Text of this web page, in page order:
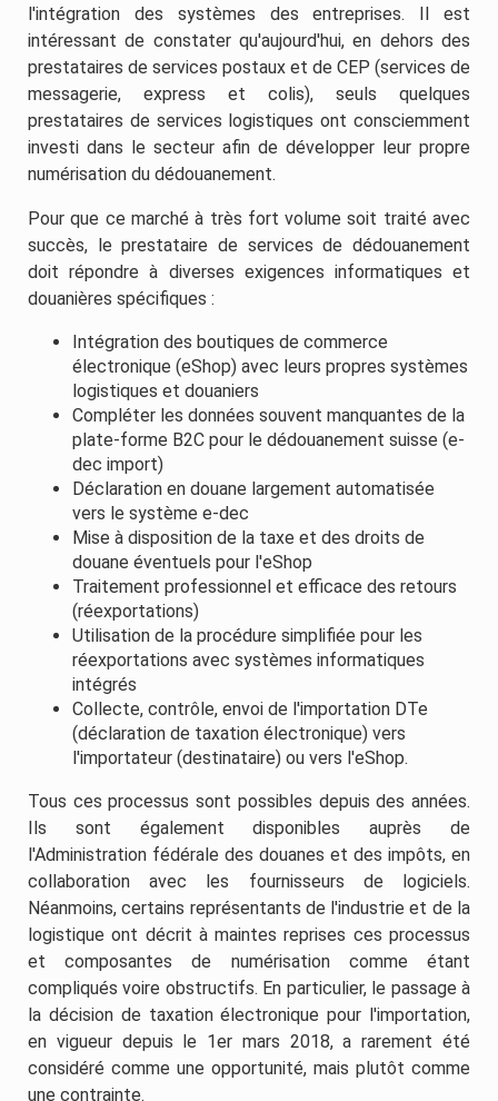
l'intégration des systèmes des entreprises. Il est
intéressant de constater qu'aujourd'hui, en dehors des
prestataires de services postaux et de CEP (services de
messagerie, express et colis), seuls quelques
prestataires de services logistiques ont consciemment
investi dans le secteur afin de développer leur propre
numérisation du dédouanement.
Pour que ce marché à très fort volume soit traité avec
succès, le prestataire de services de dédouanement
doit répondre à diverses exigences informatiques et
douanières spécifiques :
Intégration des boutiques de commerce
électronique (eShop) avec leurs propres systèmes
logistiques et douaniers
Compléter les données souvent manquantes de la
plate-forme B2C pour le dédouanement suisse (e-
dec import)
Déclaration en douane largement automatisée
vers le système e-dec
Mise à disposition de la taxe et des droits de
douane éventuels pour l'eShop
Traitement professionnel et efficace des retours
(réexportations)
Utilisation de la procédure simplifiée pour les
réexportations avec systèmes informatiques
intégrés
Collecte, contrôle, envoi de l'importation DTe
(déclaration de taxation électronique) vers
l'importateur (destinataire) ou vers l'eShop.
Tous ces processus sont possibles depuis des années.
Ils sont également disponibles auprès de
l'Administration fédérale des douanes et des impôts, en
collaboration avec les fournisseurs de logiciels.
Néanmoins, certains représentants de l'industrie et de la
logistique ont décrit à maintes reprises ces processus
et composantes de numérisation comme étant
compliqués voire obstructifs. En particulier, le passage à
la décision de taxation électronique pour l'importation,
en vigueur depuis le 1er mars 2018, a rarement été
considéré comme une opportunité, mais plutôt comme
une contrainte.